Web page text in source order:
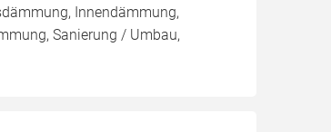
Innendämmung,
Sanierung / Umbau,